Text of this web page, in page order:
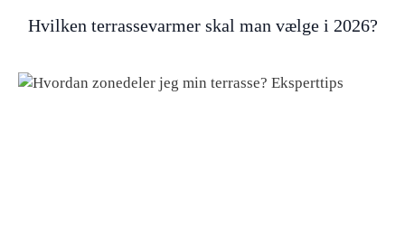
Hvilken terrassevarmer skal man vælge i 2026?